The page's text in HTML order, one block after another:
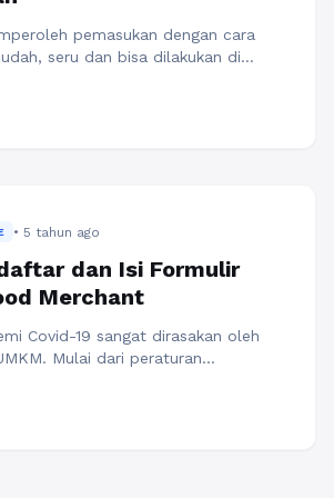
pemasukan dengan cara
seru dan bisa dilakukan di
hanya berbagi resep masakan
• 5 tahun ago
dan Isi Formulir
Merchant
Covid-19 sangat dirasakan oleh
Mulai dari peraturan
terjadinya lonjakan angka Covid di